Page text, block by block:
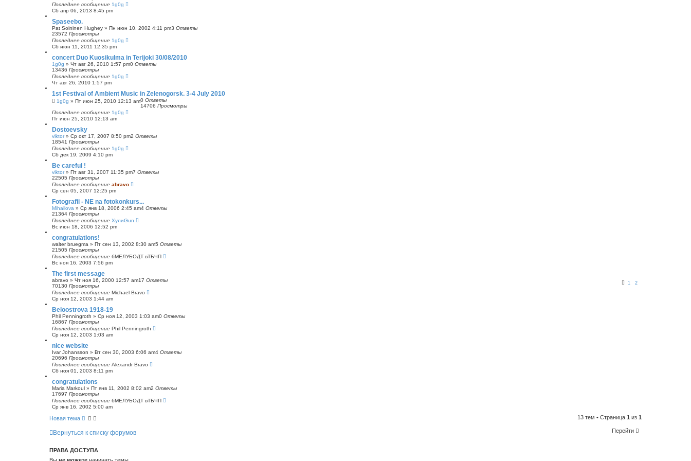
Последнее сообщение 1g0g
Сб апр 06, 2013 8:45 pm
Spaseebo.
Pat Soininen Hughey » Пн июн 10, 2002 4:11 pm3 Ответы
23572 Просмотры
Последнее сообщение 1g0g
Сб июн 11, 2011 12:35 pm
concert Duo Kuosikulma in Terijoki 30/08/2010
1g0g » Чт авг 26, 2010 1:57 pm0 Ответы
13436 Просмотры
Последнее сообщение 1g0g
Чт авг 26, 2010 1:57 pm
1st Festival of Ambient Music in Zelenogorsk. 3-4 July 2010
1g0g » Пт июн 25, 2010 12:13 am0 Ответы
14706 Просмотры
Последнее сообщение 1g0g
Пт июн 25, 2010 12:13 am
Dostoevsky
viktor» Ср окт 17, 2007 8:50 pm2 Ответы
18541 Просмотры
Последнее сообщение 1g0g
Сб дек 19, 2009 4:10 pm
Be careful !
viktor» Пт авг 31, 2007 11:35 pm7 Ответы
22505 Просмотры
Последнее сообщение abravo
Ср сен 05, 2007 12:25 pm
Fotografii - NE na fotokonkurs...
Mihailova » Ср янв 18, 2006 2:45 am4 Ответы
21364 Просмотры
Последнее сообщение ХулиGun
Вс июн 18, 2006 12:52 pm
congratulations!
walter bruegma » Пт сен 13, 2002 8:30 am5 Ответы
21505 Просмотры
Последнее сообщение бМЕЛУБОДТ вТБЧП
Вс ноя 16, 2003 7:56 pm
The first message
abravo » Чт ноя 16, 2000 12:57 am
1 2
17 Ответы
70130 Просмотры
Последнее сообщение Michael Bravo
Ср ноя 12, 2003 1:44 am
Beloostrova 1918-19
Phil Penningroth » Ср ноя 12, 2003 1:03 am0 Ответы
16867 Просмотры
Последнее сообщение Phil Penningroth
Ср ноя 12, 2003 1:03 am
nice website
Ivar Johansson » Вт сен 30, 2003 6:06 am4 Ответы
20696 Просмотры
Последнее сообщение Alexandr Bravo
Сб ноя 01, 2003 8:11 pm
congratulations
Maria Markoul » Пт янв 11, 2002 8:02 am2 Ответы
17697 Просмотры
Последнее сообщение бМЕЛУБОДТ вТБЧП
Ср янв 16, 2002 5:00 am
Новая тема 13 тем • Страница 1 из 1
Вернуться к списку форумов Перейти
ПРАВА ДОСТУПА